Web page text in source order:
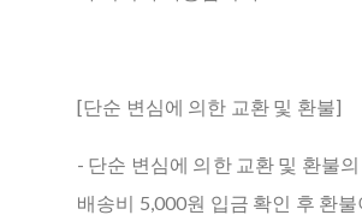
[단순 변심에 의한 교환 및 환불]
- 단순 변심에 의한 교환 및 환불
배송비 5,000원 입금 확인 후 환불